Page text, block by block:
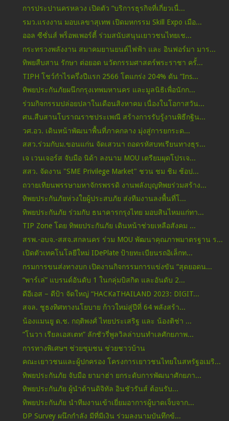
การประปานครหลวง เปิดตัว “บริการธุรกิจที่เกี่ยวเนื่...
รมว.แรงงาน มอบเลขาสุเทพ เปิดมหกรรม Skill Expo เมือ...
ออล ซีซั่นส์ พร็อพเพอร์ตี้ ร่วมสนับสนุนเยาวชนไทยเช...
กระทรวงพลังงาน สมาคมยานยนต์ไฟฟ้า และ อินฟอร์มา มาร...
ทิพยสืบสาน รักษา ต่อยอด นวัตกรรมศาสตร์พระราชา ครั้...
TIPH โชว์กำไรครึ่งปีแรก 2566 โตแกร่ง 204% ดัน “Ins...
ทิพยประกันภัยผนึกกรุงเทพมหานคร และมูลนิธิเพื่อนักก...
ร่วมกิจกรรมปล่อยปลาในเดือนสิงหาคม เนื่องในโอกาสวัน...
ศน.สืบสานโบราณราชประเพณี สร้างการรับรู้งานพิธีกฐิน...
วศ.อว. เดินหน้าพัฒนาพื้นที่ภาคกลาง มุ่งสู่การยกระด...
สสว.ร่วมกับม.ขอนแก่น จัดเสวนา ถอดรหัสบทเรียนทางธุร...
เจ เวนเจอร์ส จับมือ นิด้า ลงนาม MOU เตรียมผุดโปรเจ...
สสว. จัดงาน "SME Privilege Market" ชวน ชม ชิม ช้อป...
ถวายเทียนพรรษามหาจักรพรรดิ งานพลังบุญทิพยร่วมสร้าง...
ทิพยประกันภัยห่วงใยผู้ประสบภัย ส่งทีมงานลงพื้นที่โ...
ทิพยประกันภัย ร่วมกับ ธนาคารกรุงไทย มอบสินไหมแก่ทา...
TIP Zone โดย ทิพยประกันภัย เดินหน้าช่วยเหลือสังคม ...
สรพ.-อบจ.-สสจ.สกลนคร ร่วม MOU พัฒนาคุณภาพมาตรฐาน ร...
เปิดตัวเทคโนโลยีใหม่ IDePlate ป้ายทะเบียนรถอิเล็กท...
กรมการขนส่งทางบก เปิดงานกิจกรรมการแข่งขัน “สุดยอดน...
“พาร์เล่” แบรนด์อันดับ 1 ในกลุ่มบิสกิต และอันดับ 2...
ดีอีเอส – ดีป้า จัดใหญ่ “HACKaTHAILAND 2023: DIGIT...
สจล. ชูธงทิศทางนโยบาย ก้าวใหม่สู่ปีที่ 64 พลังสร้า...
น้องแมนยู ด.ช. กฤติพงศ์ ไทยประเสริฐ และ น้องติช่า ...
“โนวา เรียลเอสเตท” ลักชัวรี่พูลวิลล่าบนทำเลศักยภาพ...
การทางพิเศษฯ ช่วยชุมชน ช่วยชาวบ้าน
คณะเยาวชนและผู้ปกครอง โครงการเยาวชนไทยในสหรัฐอเมริ...
ทิพยประกันภัย จับมือ ยามาฮ่า ยกระดับการพัฒนาศักยภา...
ทิพยประกันภัย ผู้นำด้านดิจิทัล อินชัวรันส์ ต้อนรับ...
ทิพยประกันภัย นำทีมงานเข้าเยี่ยมอาการผู้บาดเจ็บจาก...
DP Survey ผนึกกำลัง มีที่มีเงิน ร่วมลงนามบันทึกข้...